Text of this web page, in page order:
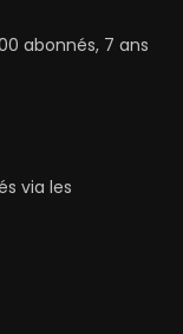
abonnés, 7 ans
via les